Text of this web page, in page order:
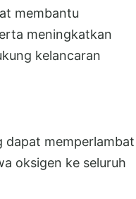
membantu
meningkatkan
kelancaran
dapat memperlambat
oksigen ke seluruh